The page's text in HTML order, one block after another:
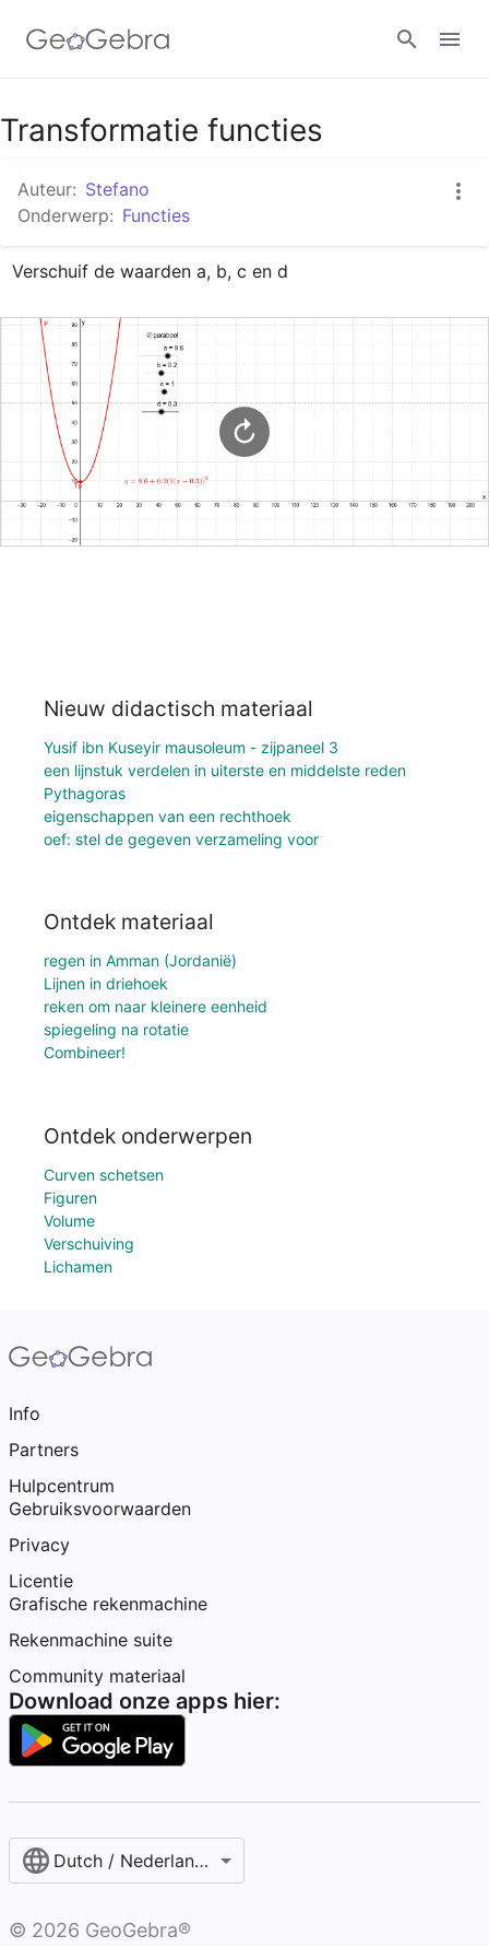
Google Classroom
GeoGebra Klaslokaal
Aanmelden
Transformatie functies
Auteur: Stefano
Onderwerp: Functies
Verschuif de waarden a, b, c en d
Nieuw didactisch materiaal
Yusif ibn Kuseyir mausoleum - zijpaneel 3
een lijnstuk verdelen in uiterste en middelste reden
Pythagoras
eigenschappen van een rechthoek
oef: stel de gegeven verzameling voor
Ontdek materiaal
regen in Amman (Jordanië)
Lijnen in driehoek
reken om naar kleinere eenheid
spiegeling na rotatie
Combineer!
Ontdek onderwerpen
Curven schetsen
Figuren
Volume
Verschuiving
Lichamen
Info
Partners
Hulpcentrum
Gebruiksvoorwaarden
Privacy
Licentie
Grafische rekenmachine
Rekenmachine suite
Community materiaal
Download onze apps hier:
Dutch / Nederlands‎ (België)‎
© 2026 GeoGebra®